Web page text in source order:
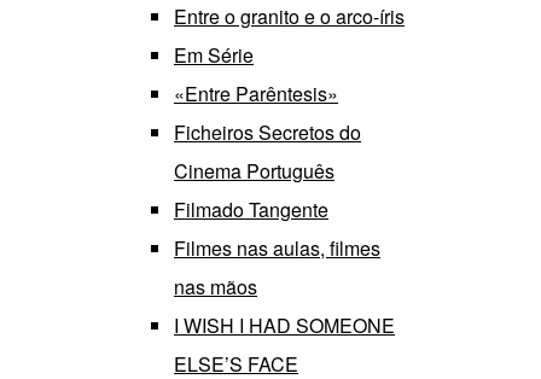
Entre o granito e o arco-íris
Em Série
«Entre Parêntesis»
Ficheiros Secretos do
Cinema Português
Filmado Tangente
Filmes nas aulas, filmes
nas mãos
I WISH I HAD SOMEONE
ELSE’S FACE